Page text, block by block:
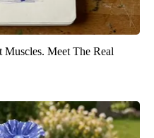
Muscles. Meet The Real